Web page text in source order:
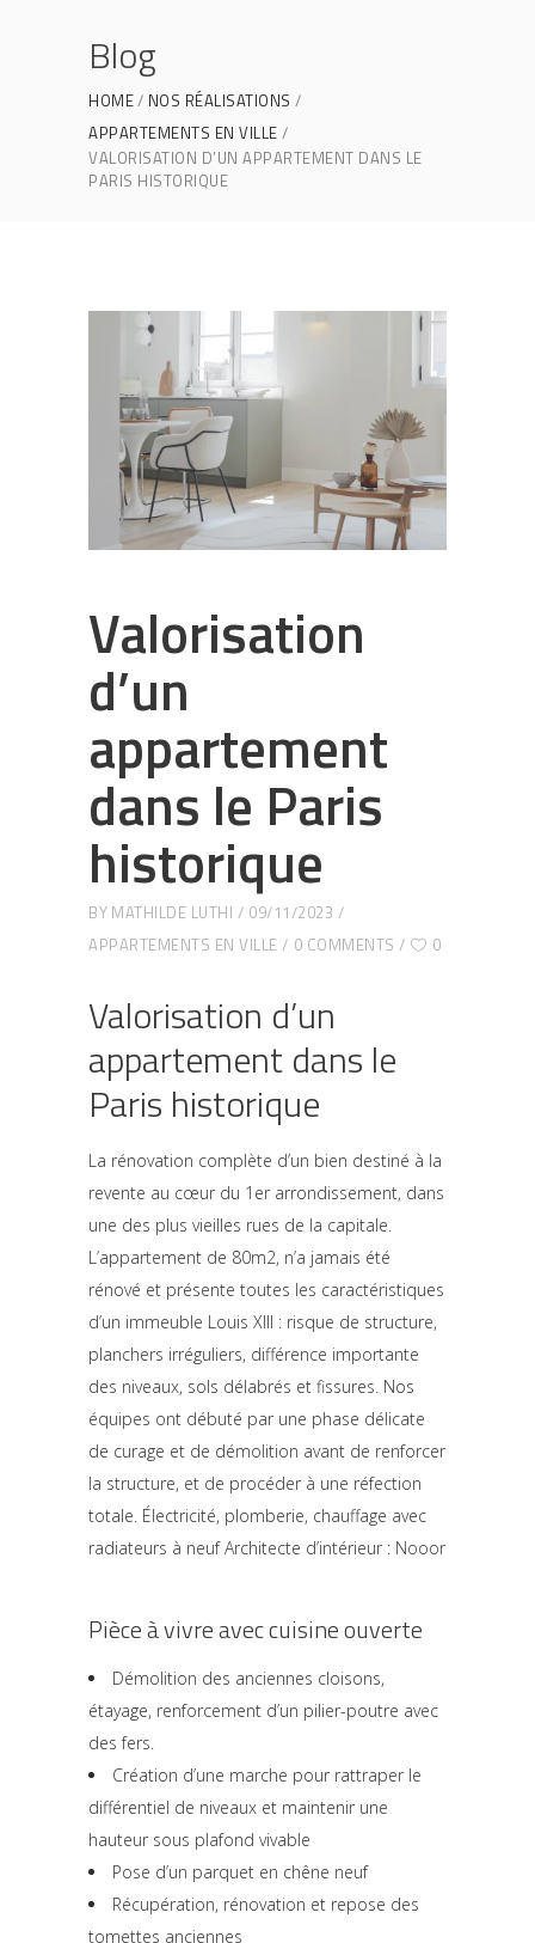
Blog
HOME
NOS RÉALISATIONS
APPARTEMENTS EN VILLE
VALORISATION D’UN APPARTEMENT DANS LE
PARIS HISTORIQUE
Valorisation
d’un
appartement
dans le Paris
historique
BY MATHILDE LUTHI
09/11/2023
APPARTEMENTS EN VILLE
0 COMMENTS 0
Valorisation d’un
appartement dans le
Paris historique
La rénovation complète d’un bien destiné à la
revente au cœur du 1er arrondissement, dans
une des plus vieilles rues de la capitale.
L’appartement de 80m2, n’a jamais été
rénové et présente toutes les caractéristiques
d’un immeuble Louis XIII : risque de structure,
planchers irréguliers, différence importante
des niveaux, sols délabrés et fissures. Nos
équipes ont débuté par une phase délicate
de curage et de démolition avant de renforcer
la structure, et de procéder à une réfection
totale. Électricité, plomberie, chauffage avec
radiateurs à neuf Architecte d’intérieur : Nooor
Pièce à vivre avec cuisine ouverte
Démolition des anciennes cloisons,
étayage, renforcement d’un pilier-poutre avec
des fers.
Création d’une marche pour rattraper le
différentiel de niveaux et maintenir une
hauteur sous plafond vivable
Pose d’un parquet en chêne neuf
Récupération, rénovation et repose des
tomettes anciennes